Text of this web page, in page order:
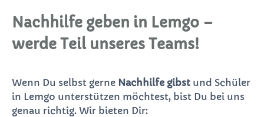
Nachhilfe geben in Lemgo –
werde Teil unseres Teams!
Wenn Du selbst gerne Nachhilfe gibst und Schüler
in Lemgo unterstützen möchtest, bist Du bei uns
genau richtig. Wir bieten Dir: